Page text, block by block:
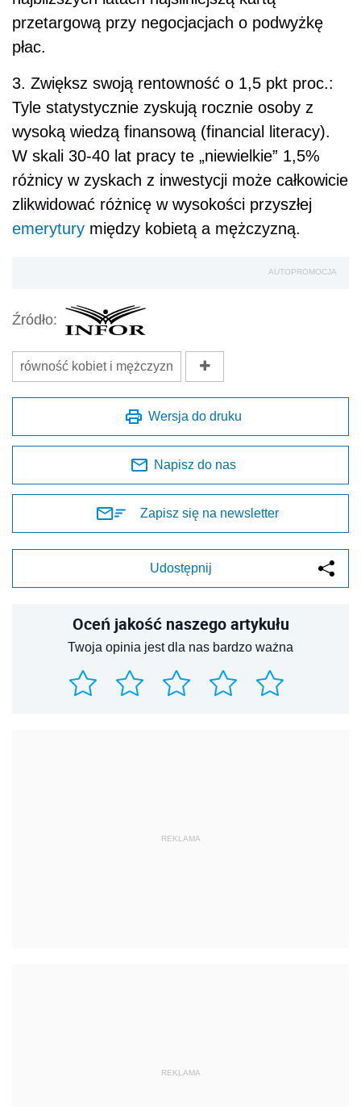
przetargową przy negocjacjach o podwyżkę
płac.
3. Zwiększ swoją rentowność o 1,5 pkt proc.:
Tyle statystycznie zyskują rocznie osoby z
wysoką wiedzą finansową (financial literacy).
W skali 30-40 lat pracy te „niewielkie” 1,5%
różnicy w zyskach z inwestycji może całkowicie
zlikwidować różnicę w wysokości przyszłej
emerytury między kobietą a mężczyzną.
AUTOPROMOCJA
Źródło:
równość kobiet i mężczyzn
Wersja do druku
Napisz do nas
Zapisz się na newsletter
Udostępnij
Oceń jakość naszego artykułu
Twoja opinia jest dla nas bardzo ważna
REKLAMA
REKLAMA